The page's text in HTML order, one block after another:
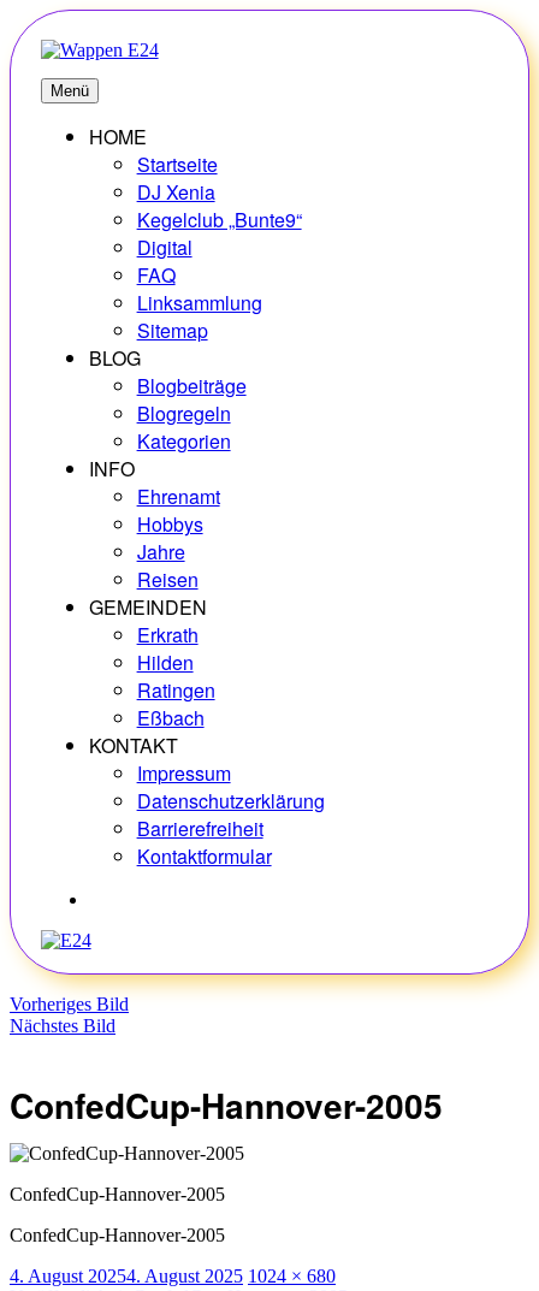
Zum
Inhalt
springen
E24
Erlebnisse – Hobbys – Vielfalt
Menü
HOME
Startseite
DJ Xenia
Kegelclub „Bunte9“
Digital
FAQ
Linksammlung
Sitemap
BLOG
Blogbeiträge
Blogregeln
Kategorien
INFO
Ehrenamt
Hobbys
Jahre
Reisen
GEMEINDEN
Erkrath
Hilden
Ratingen
Eßbach
KONTAKT
Impressum
Datenschutzerklärung
Barrierefreiheit
Kontaktformular
Vorheriges Bild
Nächstes Bild
ConfedCup-Hannover-2005
ConfedCup-Hannover-2005
ConfedCup-Hannover-2005
Veröffentlicht
4. August 20254. August 2025 Originalgröße
1024 × 680